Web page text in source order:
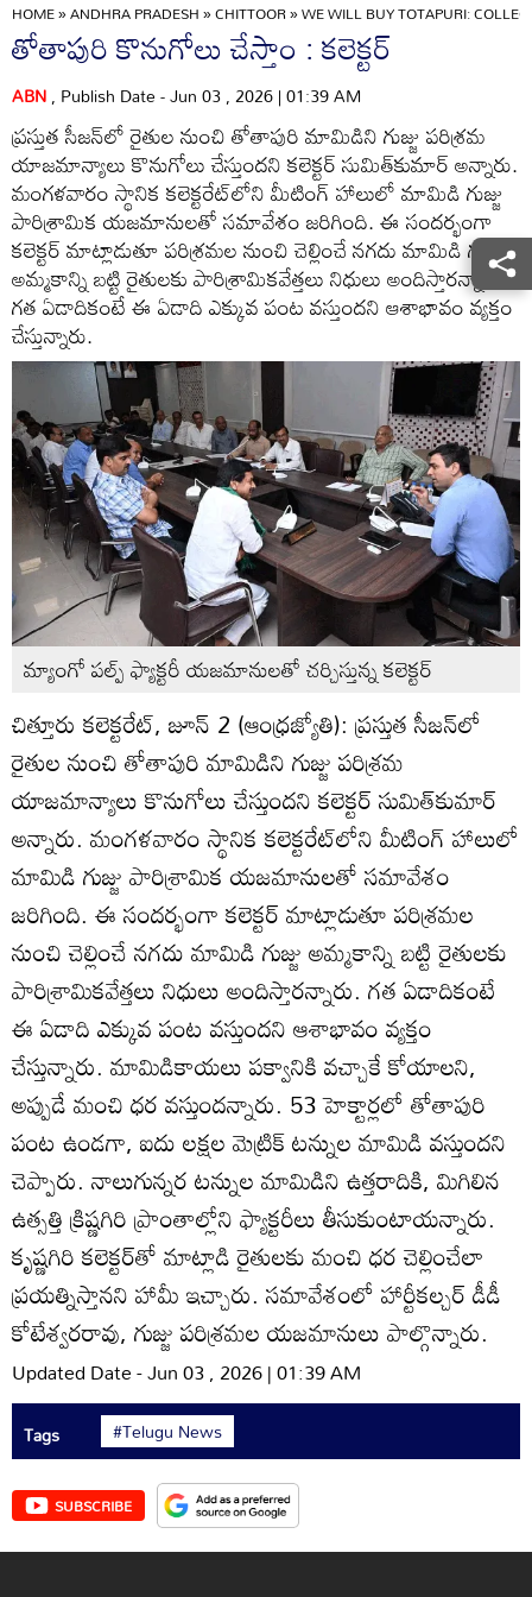
HOME»ANDHRA PRADESH»CHITTOOR»WE WILL BUY TOTAPURI:
తోతాపురి కొనుగోలు చేస్తాం : కలెక్టర్‌
ABN, Publish Date - Jun 03 , 2026 | 01:39 AM
ప్రస్తుత సీజన్‌లో రైతుల నుంచి తోతాపురి మామిడిని గుజ్జు పరిశ్రమ
యాజమాన్యాలు కొనుగోలు చేస్తుందని కలెక్టర్‌ సుమిత్‌కుమార్‌ అన్నారు.
మంగళవారం స్థానిక కలెక్టరేట్‌లోని మీటింగ్‌ హాలులో మామిడి గుజ్జు
పారిశ్రామిక యజమానులతో సమావేశం జరిగింది. ఈ సందర్భంగా
కలెక్టర్‌ మాట్లాడుతూ పరిశ్రమల నుంచి చెల్లించే నగదు మామిడి గుజ్జు
అమ్మకాన్ని బట్టి రైతులకు పారిశ్రామికవేత్తలు నిధులు అందిస్తారన్నారు.
గత ఏడాదికంటే ఈ ఏడాది ఎక్కువ పంట వస్తుందని ఆశాభావం వ్యక్తం
చేస్తున్నారు.
మ్యాంగో పల్ప్‌ ఫ్యాక్టరీ యజమానులతో చర్చిస్తున్న కలెక్టర్‌
చిత్తూరు కలెక్టరేట్‌, జూన్‌ 2 (ఆంధ్రజ్యోతి): ప్రస్తుత సీజన్‌లో
రైతుల నుంచి తోతాపురి మామిడిని గుజ్జు పరిశ్రమ
యాజమాన్యాలు కొనుగోలు చేస్తుందని కలెక్టర్‌ సుమిత్‌కుమార్‌
అన్నారు. మంగళవారం స్థానిక కలెక్టరేట్‌లోని మీటింగ్‌ హాలులో
మామిడి గుజ్జు పారిశ్రామిక యజమానులతో సమావేశం
జరిగింది. ఈ సందర్భంగా కలెక్టర్‌ మాట్లాడుతూ పరిశ్రమల
నుంచి చెల్లించే నగదు మామిడి గుజ్జు అమ్మకాన్ని బట్టి రైతులకు
పారిశ్రామికవేత్తలు నిధులు అందిస్తారన్నారు. గత ఏడాదికంటే
ఈ ఏడాది ఎక్కువ పంట వస్తుందని ఆశాభావం వ్యక్తం
చేస్తున్నారు. మామిడికాయలు పక్వానికి వచ్చాకే కోయాలని,
అప్పుడే మంచి ధర వస్తుందన్నారు. 53 హెక్టార్లలో తోతాపురి
పంట ఉండగా, ఐదు లక్షల మెట్రిక్‌ టన్నుల మామిడి వస్తుందని
చెప్పారు. నాలుగున్నర టన్నుల మామిడిని ఉత్తరాదికి, మిగిలిన
ఉత్సత్తి క్రిష్ణగిరి ప్రాంతాల్లోని ఫ్యాక్టరీలు తీసుకుంటాయన్నారు.
కృష్ణగిరి కలెక్టర్‌తో మాట్లాడి రైతులకు మంచి ధర చెల్లించేలా
ప్రయత్నిస్తానని హామీ ఇచ్చారు. సమావేశంలో హార్టీకల్చర్‌ డీడీ
కోటేశ్వరరావు, గుజ్జు పరిశ్రమల యజమానులు పాల్గొన్నారు.
Updated Date - Jun 03 , 2026 | 01:39 AM
Tags #Telugu News
SUBSCRIBE